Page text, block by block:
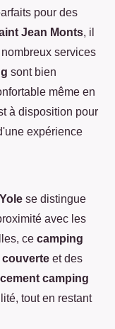
pour des
Jean Monts, il
services
sont bien
même en
à disposition pour
expérience
se distingue
avec les
ce camping
et des
camping
tout en restant